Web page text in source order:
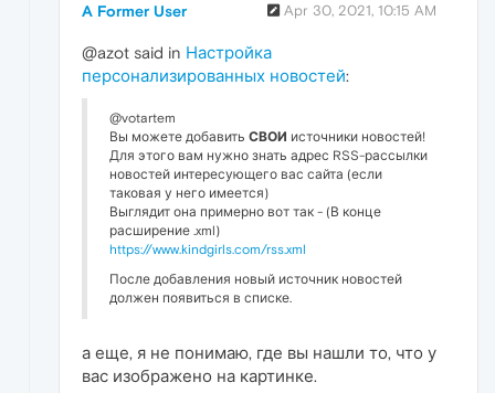
A Former User Apr 30, 2021, 10:15 AM
@azot said in Настройка
персонализированных новостей:
@votartem
Вы можете добавить СВОИ источники новостей!
Для этого вам нужно знать адрес RSS-рассылки
новостей интересующего вас сайта (если
таковая у него имеется)
Выглядит она примерно вот так - (В конце
расширение .xml)
https://www.kindgirls.com/rss.xml
После добавления новый источник новостей
должен появиться в списке.
а еще, я не понимаю, где вы нашли то, что у
вас изображено на картинке.